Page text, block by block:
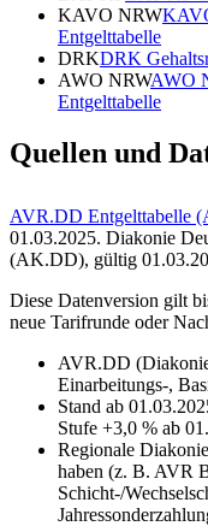
KAVO NRW
Entgelttabelle
DRKDRK
AWO NRWAWO
Entgelttabelle
Quellen und
AVR.DD Entgelttabelle
01.03.2025. Diakonie
(AK.DD), gültig
Diese Datenversion gilt
neue Tarifrunde oder
AVR.DD
Einarbeitungs-,
Stand ab
Stufe +3,0 % ab
Regionale
haben (z. B. AVR
Schicht-/